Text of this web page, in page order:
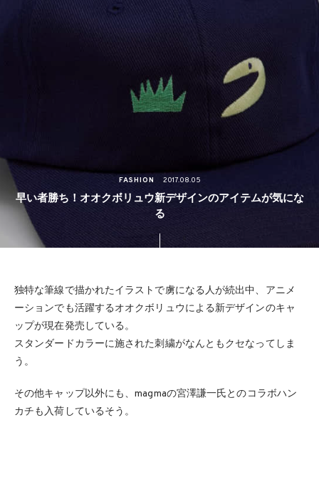
FASHION 2017.08.05
早い者勝ち！オオクボリュウ新デザインのアイテムが気にな
る
独特な筆線で描かれたイラストで虜になる人が続出中、アニメ
ーションでも活躍するオオクボリュウによる新デザインのキャ
ップが現在発売している。
スタンダードカラーに施された刺繍がなんともクセなってしま
う。
その他キャップ以外にも、magmaの宮澤謙一氏とのコラボハン
カチも入荷しているそう。